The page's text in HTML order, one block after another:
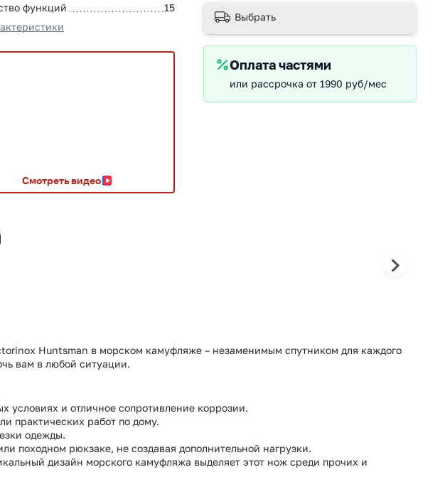
функций
15
Смотреть видео
Выбрать
Оплата частями
или рассрочка от 1990 руб/мес
Huntsman в морском камуфляже – незаменимым спутником для каждого
вам в любой ситуации.
условиях и отличное сопротивление коррозии.
практических работ по дому.
одежды.
походном рюкзаке, не создавая дополнительной нагрузки.
дизайн морского камуфляжа выделяет этот нож среди прочих и